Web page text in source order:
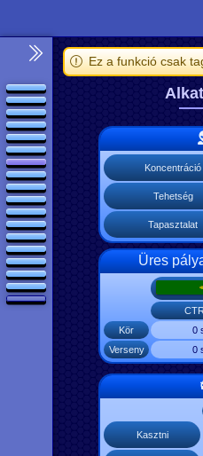
Ez a funkció csak
Koncentráció
Tehetség
Tapasztalat
Üres
Kör
0
Verseny
0
Kasztni